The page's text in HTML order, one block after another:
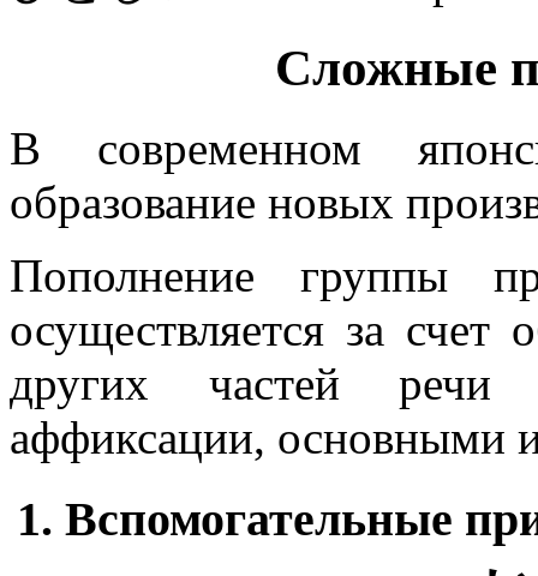
Сложные
В современном
образование новых
Пополнение группы
осуществляется за счет
других частей речи
аффиксации, основными
1. Вспомогательные